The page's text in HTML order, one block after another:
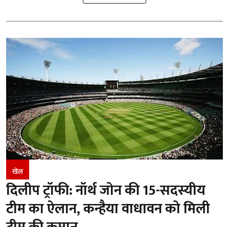
खेल
दिलीप ट्रॉफी: नॉर्थ जोन की 15-सदस्यीय
टीम का ऐलान, कन्हैया वाधावन को मिली